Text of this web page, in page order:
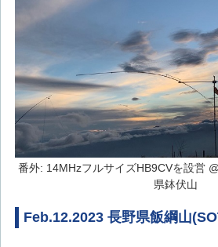
番外: 14MHzフルサイズHB9CVを設営
県鉢伏山
Feb.12.2023 長野県飯綱山